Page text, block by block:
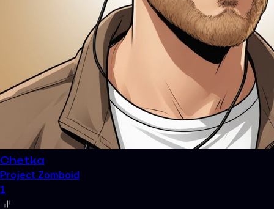
Chetka
Project Zomboid
1